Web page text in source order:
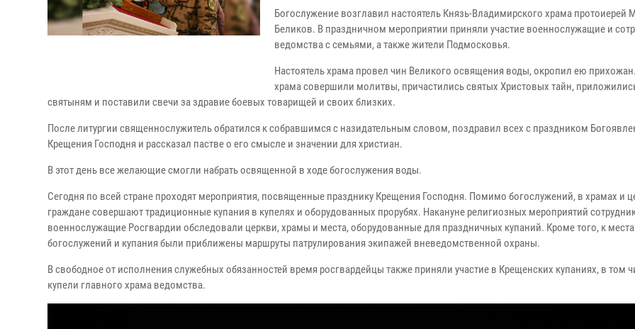
Богослужение возглавил настоятель Князь-Владимирского храма протоиерей
Беликов. В праздничном мероприятии приняли участие военнослужащие и
ведомства с семьями, а также жители Подмосковья.
Настоятель храма провел чин Великого освящения воды, окропил ею
храма совершили молитвы, причастились святых Христовых тайн,
святыням и поставили свечи за здравие боевых товарищей и своих близких.
После литургии священнослужитель обратился к собравшимся с назидательным словом, поздравил всех с праздником
Крещения Господня и рассказал пастве о его смысле и значении для христиан.
В этот день все желающие смогли набрать освященной в ходе богослужения воды.
Сегодня по всей стране проходят мероприятия, посвященные празднику Крещения Господня. Помимо богослужений, в храмах и
граждане совершают традиционные купания в купелях и оборудованных прорубях. Накануне религиозных мероприятий
военнослужащие Росгвардии обследовали церкви, храмы и места, оборудованные для праздничных купаний. Кроме того, к
богослужений и купания были приближены маршруты патрулирования экипажей вневедомственной охраны.
В свободное от исполнения служебных обязанностей время росгвардейцы также приняли участие в Крещенских купаниях, в том
купели главного храма ведомства.